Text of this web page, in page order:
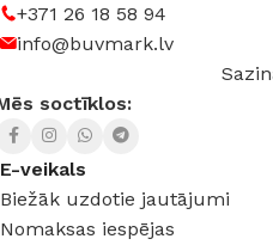
+371 26 18 58 94
info@buvmark.lv
soctīklos:
E-veikals
Biežāk uzdotie jautājumi
Nomaksas iespējas